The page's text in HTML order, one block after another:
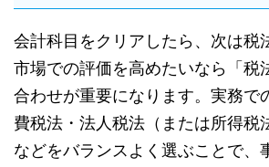
会計科目をクリアしたら、次は税
市場での評価を高めたいなら「税
合わせが重要になります。実務で
費税法・法人税法（または所得税
などをバランスよく選ぶことで、